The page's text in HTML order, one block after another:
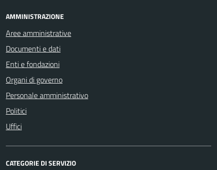
AMMINISTRAZIONE
Aree amministrative
Documenti e dati
Enti e fondazioni
Organi di governo
Personale amministrativo
Politici
Uffici
CATEGORIE DI SERVIZIO